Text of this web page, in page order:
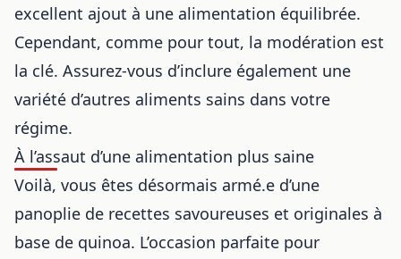
excellent ajout à une alimentation équilibrée.
Cependant, comme pour tout, la modération est
la clé. Assurez-vous d’inclure également une
variété d’autres aliments sains dans votre
régime.
À l’assaut d’une alimentation plus saine
Voilà, vous êtes désormais armé.e d’une
panoplie de recettes savoureuses et originales à
base de quinoa. L’occasion parfaite pour